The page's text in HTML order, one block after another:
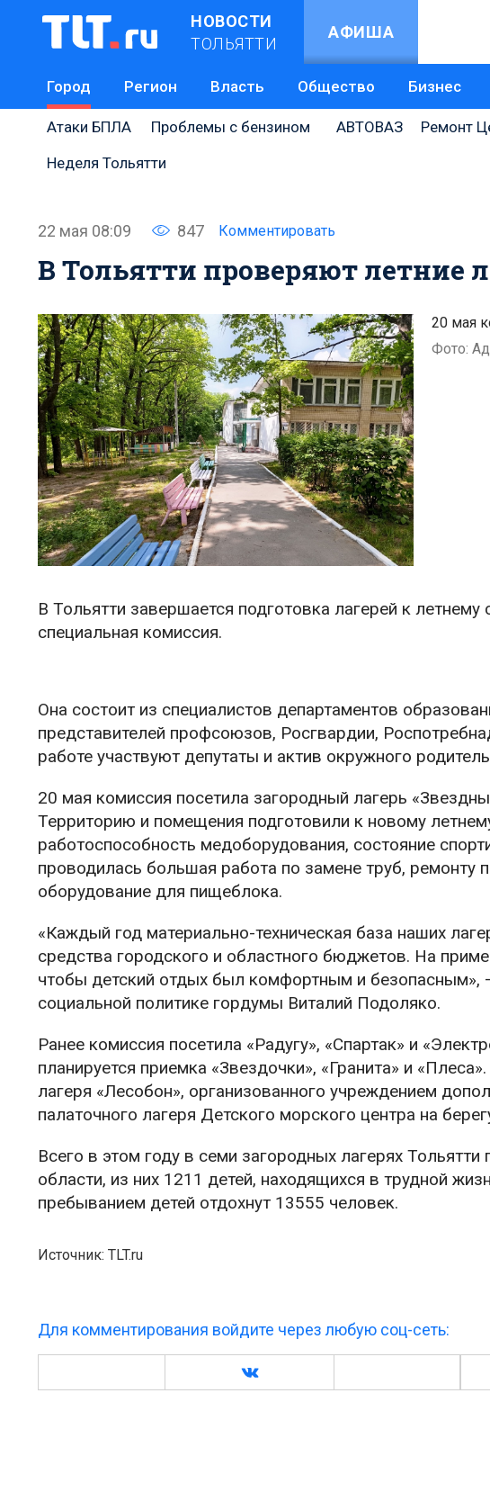
НОВОСТИ
ТОЛЬЯТТИ
АФИША
Город Регион Власть Общество Бизнес
Атаки БПЛА Проблемы с бензином АВТОВАЗ Ремонт
Неделя Тольятти
22 мая 08:09 847 Комментировать
В Тольятти проверяют летние
20 мая
Фото:
В Тольятти завершается подготовка лагерей к
специальная комиссия.
Она состоит из специалистов департаментов
представителей профсоюзов, Росгвардии,
работе участвуют депутаты и актив окружного
20 мая комиссия посетила загородный лагерь
Территорию и помещения подготовили к новому
работоспособность медоборудования, состояние
проводилась большая работа по замене труб, ремонту
оборудование для пищеблока.
«Каждый год материально-техническая база наших
средства городского и областного бюджетов. На
чтобы детский отдых был комфортным и безопасным»,
социальной политике гордумы Виталий Подоляко.
Ранее комиссия посетила «Радугу», «Спартак» и
планируется приемка «Звездочки», «Гранита» и
лагеря «Лесобон», организованного учреждением
палаточного лагеря Детского морского центра на
Всего в этом году в семи загородных лагерях
области, из них 1211 детей, находящихся в трудной
пребыванием детей отдохнут 13555 человек.
Источник: TLT.ru
Для комментирования войдите через любую соц-сеть: